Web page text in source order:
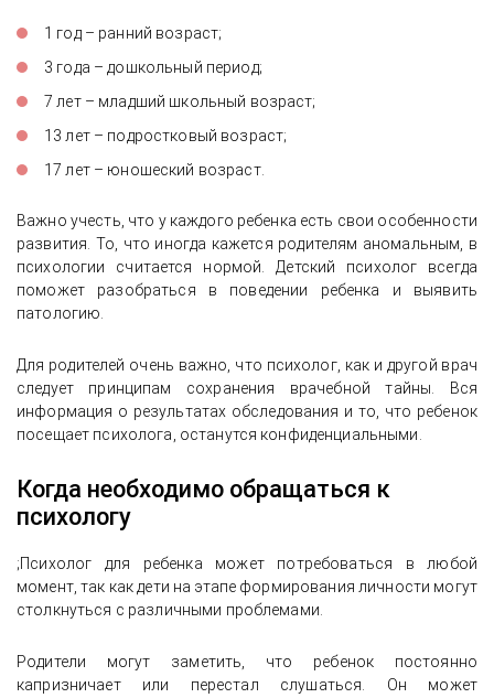
1 год – ранний возраст;
3 года – дошкольный период;
7 лет – младший школьный возраст;
13 лет – подростковый возраст;
17 лет – юношеский возраст.
Важно учесть, что у каждого ребенка есть свои особенности
развития. То, что иногда кажется родителям аномальным, в
психологии считается нормой. Детский психолог всегда
поможет разобраться в поведении ребенка и выявить
патологию.
Для родителей очень важно, что психолог, как и другой врач
следует принципам сохранения врачебной тайны. Вся
информация о результатах обследования и то, что ребенок
посещает психолога, останутся конфиденциальными.
Когда необходимо обращаться к
психологу
;Психолог для ребенка может потребоваться в любой
момент, так как дети на этапе формирования личности могут
столкнуться с различными проблемами.
Родители могут заметить, что ребенок постоянно
капризничает или перестал слушаться. Он может